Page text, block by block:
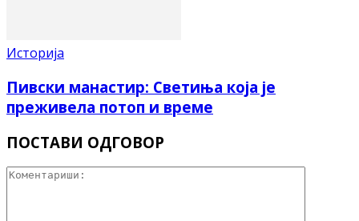
Историја
Пивски манастир: Светиња која је
преживела потоп и време
ПОСТАВИ ОДГОВОР